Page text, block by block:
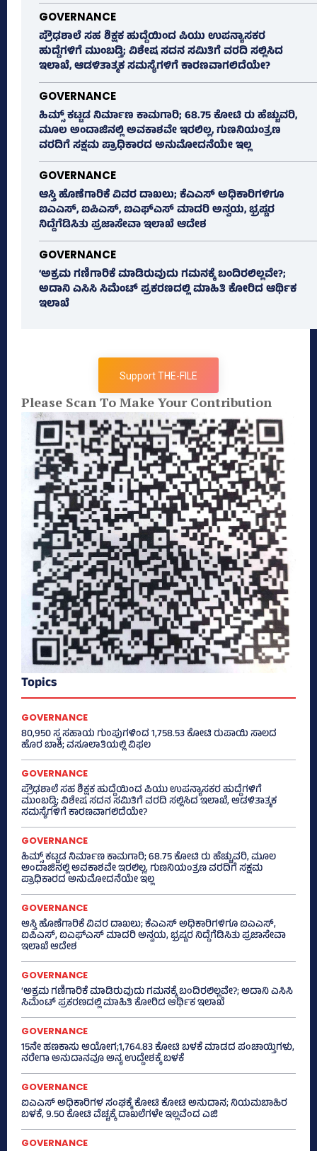
GOVERNANCE
ಪ್ರೌಢಶಾಲೆ ಸಹ ಶಿಕ್ಷಕ ಹುದ್ದೆಯಿಂದ ಪಿಯು ಉಪನ್ಯಾಸಕರ
ಹುದ್ದೆಗಳಿಗೆ ಮುಂಬಡ್ತಿ; ವಿಶೇಷ ಸದನ ಸಮಿತಿಗೆ ವರದಿ ಸಲ್ಲಿಸಿದ
ಇಲಾಖೆ, ಆಡಳಿತಾತ್ಮಕ ಸಮಸ್ಯೆಗಳಿಗೆ ಕಾರಣವಾಗಲಿದೆಯೇ?
GOVERNANCE
ಹಿಮ್ಸ್‌ ಕಟ್ಟಡ ನಿರ್ಮಾಣ ಕಾಮಗಾರಿ; 68.75 ಕೋಟಿ ರು ಹೆಚ್ಚುವರಿ,
ಮೂಲ ಅಂದಾಜಿನಲ್ಲಿ ಅವಕಾಶವೇ ಇರಲಿಲ್ಲ, ಗುಣನಿಯಂತ್ರಣ
ವರದಿಗೆ ಸಕ್ಷಮ ಪ್ರಾಧಿಕಾರದ ಅನುಮೋದನೆಯೇ ಇಲ್ಲ
GOVERNANCE
ಆಸ್ತಿ ಹೊಣೆಗಾರಿಕೆ ವಿವರ ದಾಖಲು; ಕೆಎಎಸ್ ಅಧಿಕಾರಿಗಳಿಗೂ
ಐಎಎಸ್‌, ಐಪಿಎಸ್‌, ಐಎಫ್‌ಎಸ್‌ ಮಾದರಿ ಅನ್ವಯ, ಭ್ರಷ್ಟರ
ನಿದ್ದೆಗೆಡಿಸಿತು ಪ್ರಜಾಸೇವಾ ಇಲಾಖೆ ಆದೇಶ
GOVERNANCE
‘ಅಕ್ರಮ ಗಣಿಗಾರಿಕೆ ಮಾಡಿರುವುದು ಗಮನಕ್ಕೆ ಬಂದಿರಲಿಲ್ಲವೇ?;
ಅದಾನಿ ಎಸಿಸಿ ಸಿಮೆಂಟ್ ಪ್ರಕರಣದಲ್ಲಿ ಮಾಹಿತಿ ಕೋರಿದ ಆರ್ಥಿಕ
ಇಲಾಖೆ
Support THE-FILE
Please Scan To Make Your Contribution
Topics
GOVERNANCE
80,950 ಸ್ವ ಸಹಾಯ ಗುಂಪುಗಳಿಂದ 1,758.53 ಕೋಟಿ ರುಪಾಯಿ ಸಾಲದ
ಹೊರ ಬಾಕಿ; ವಸೂಲಾತಿಯಲ್ಲಿ ವಿಫಲ
GOVERNANCE
ಪ್ರೌಢಶಾಲೆ ಸಹ ಶಿಕ್ಷಕ ಹುದ್ದೆಯಿಂದ ಪಿಯು ಉಪನ್ಯಾಸಕರ ಹುದ್ದೆಗಳಿಗೆ
ಮುಂಬಡ್ತಿ; ವಿಶೇಷ ಸದನ ಸಮಿತಿಗೆ ವರದಿ ಸಲ್ಲಿಸಿದ ಇಲಾಖೆ, ಆಡಳಿತಾತ್ಮಕ
ಸಮಸ್ಯೆಗಳಿಗೆ ಕಾರಣವಾಗಲಿದೆಯೇ?
GOVERNANCE
ಹಿಮ್ಸ್‌ ಕಟ್ಟಡ ನಿರ್ಮಾಣ ಕಾಮಗಾರಿ; 68.75 ಕೋಟಿ ರು ಹೆಚ್ಚುವರಿ, ಮೂಲ
ಅಂದಾಜಿನಲ್ಲಿ ಅವಕಾಶವೇ ಇರಲಿಲ್ಲ, ಗುಣನಿಯಂತ್ರಣ ವರದಿಗೆ ಸಕ್ಷಮ
ಪ್ರಾಧಿಕಾರದ ಅನುಮೋದನೆಯೇ ಇಲ್ಲ
GOVERNANCE
ಆಸ್ತಿ ಹೊಣೆಗಾರಿಕೆ ವಿವರ ದಾಖಲು; ಕೆಎಎಸ್ ಅಧಿಕಾರಿಗಳಿಗೂ ಐಎಎಸ್‌,
ಐಪಿಎಸ್‌, ಐಎಫ್‌ಎಸ್‌ ಮಾದರಿ ಅನ್ವಯ, ಭ್ರಷ್ಟರ ನಿದ್ದೆಗೆಡಿಸಿತು ಪ್ರಜಾಸೇವಾ
ಇಲಾಖೆ ಆದೇಶ
GOVERNANCE
‘ಅಕ್ರಮ ಗಣಿಗಾರಿಕೆ ಮಾಡಿರುವುದು ಗಮನಕ್ಕೆ ಬಂದಿರಲಿಲ್ಲವೇ?; ಅದಾನಿ ಎಸಿಸಿ
ಸಿಮೆಂಟ್ ಪ್ರಕರಣದಲ್ಲಿ ಮಾಹಿತಿ ಕೋರಿದ ಆರ್ಥಿಕ ಇಲಾಖೆ
GOVERNANCE
15ನೇ ಹಣಕಾಸು ಆಯೋಗ;1,764.83 ಕೋಟಿ ಬಳಕೆ ಮಾಡದ ಪಂಚಾಯ್ತಿಗಳು,
ನರೇಗಾ ಅನುದಾನವೂ ಅನ್ಯ ಉದ್ದೇಶಕ್ಕೆ ಬಳಕೆ
GOVERNANCE
ಐಎಎಸ್‌ ಅಧಿಕಾರಿಗಳ ಸಂಘಕ್ಕೆ ಕೋಟಿ ಕೋಟಿ ಅನುದಾನ; ನಿಯಮಬಾಹಿರ
ಬಳಕೆ, 9.50 ಕೋಟಿ ವೆಚ್ಚಕ್ಕೆ ದಾಖಲೆಗಳೇ ಇಲ್ಲವೆಂದ ಎಜಿ
GOVERNANCE